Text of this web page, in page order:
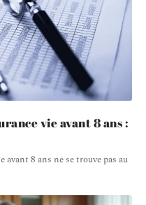
vie avant 8 ans :
8 ans ne se trouve pas au